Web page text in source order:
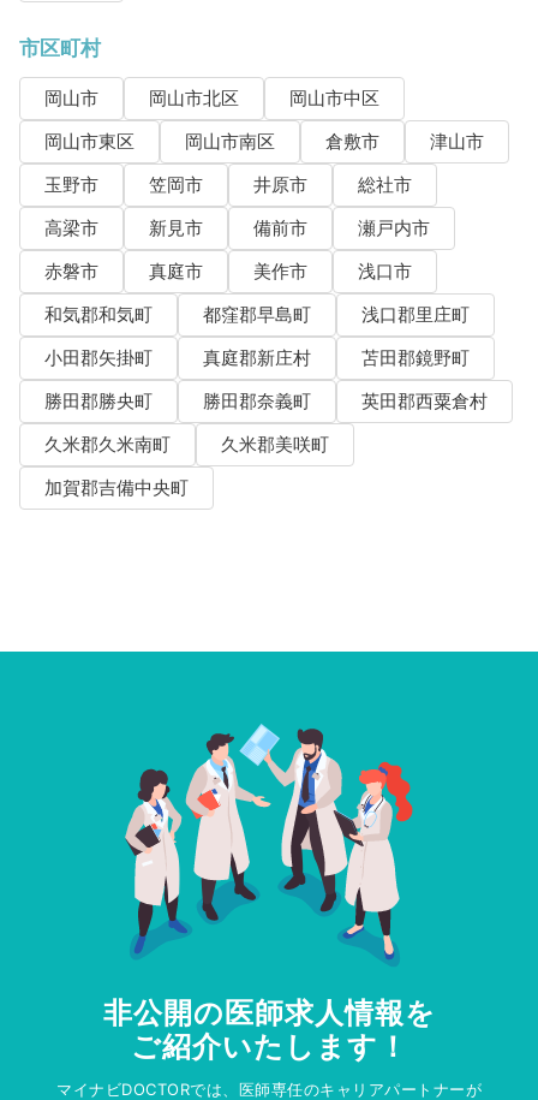
市区町村
岡山市 岡山市北区
岡山市中区
岡山市東区
岡山市南区 倉敷市
津山市
玉野市
笠岡市 井原市
総社市
高梁市
新見市 備前市
瀬戸内市
赤磐市
真庭市 美作市
浅口市
和気郡和気町
都窪郡早島町
浅口郡里庄町
小田郡矢掛町
真庭郡新庄村
苫田郡鏡野町
勝田郡勝央町
勝田郡奈義町
英田郡西粟倉村
久米郡久米南町
久米郡美咲町
加賀郡吉備中央町
非公開の医師求人情報を
ご紹介いたします！
マイナビDOCTORでは、医師専任のキャリアパートナーが